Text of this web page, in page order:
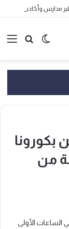
بحث
الوضع
بكورونا
من
الساعات الأولى